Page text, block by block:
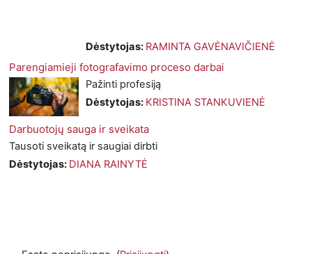
Dėstytojas: RAMINTA GAVĖNAVIČIENĖ
Parengiamieji fotografavimo proceso darbai
Pažinti profesiją
Dėstytojas: KRISTINA STANKUVIENĖ
Darbuotojų sauga ir sveikata
Tausoti sveikatą ir saugiai dirbti
Dėstytojas: DIANA RAINYTĖ